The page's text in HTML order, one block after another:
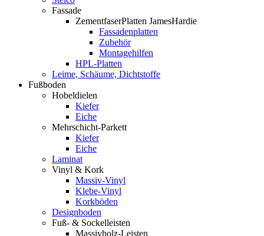
Fassade
ZementfaserPlatten JamesHardie
Fassadenplatten
Zubehör
Montagehilfen
HPL-Platten
Leime, Schäume, Dichtstoffe
Fußboden
Hobeldielen
Kiefer
Eiche
Mehrschicht-Parkett
Kiefer
Eiche
Laminat
Vinyl & Kork
Massiv-Vinyl
Klebe-Vinyl
Korkböden
Designboden
Fuß- & Sockelleisten
Massivholz-Leisten